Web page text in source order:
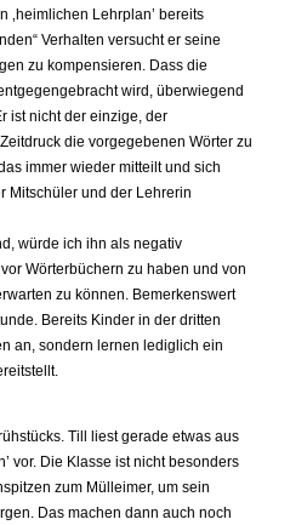
‚heimlichen Lehrplan’ bereits
Verhalten versucht er seine
zu kompensieren. Dass die
wird, überwiegend
ist nicht der einzige, der
die vorgegebenen Wörter zu
immer wieder mitteilt und sich
Mitschüler und der Lehrerin
würde ich ihn als negativ
Wörterbüchern zu haben und von
zu können. Bemerkenswert
Bereits Kinder in der dritten
an, sondern lernen lediglich ein
Till liest gerade etwas aus
vor. Die Klasse ist nicht besonders
zum Mülleimer, um sein
Das machen dann auch noch